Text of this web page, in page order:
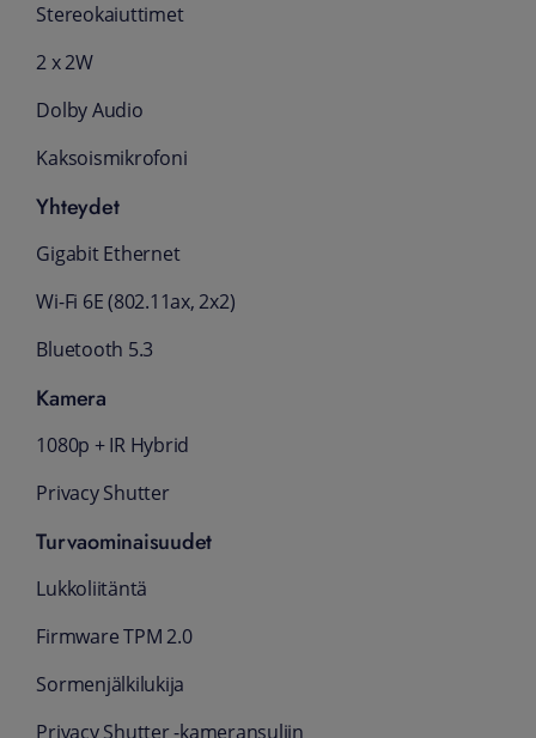
Stereokaiuttimet
2 x 2W
Dolby Audio
Kaksoismikrofoni
Yhteydet
Gigabit Ethernet
Wi-Fi 6E (802.11ax, 2x2)
Bluetooth 5.3
Kamera
1080p + IR Hybrid
Privacy Shutter
Turvaominaisuudet
Lukkoliitäntä
Firmware TPM 2.0
Sormenjälkilukija
Privacy Shutter -kameransuljin